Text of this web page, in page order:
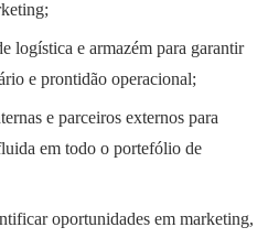
logística e armazém para garantir
e prontidão operacional;
e parceiros externos para
em todo o portefólio de
oportunidades em marketing,